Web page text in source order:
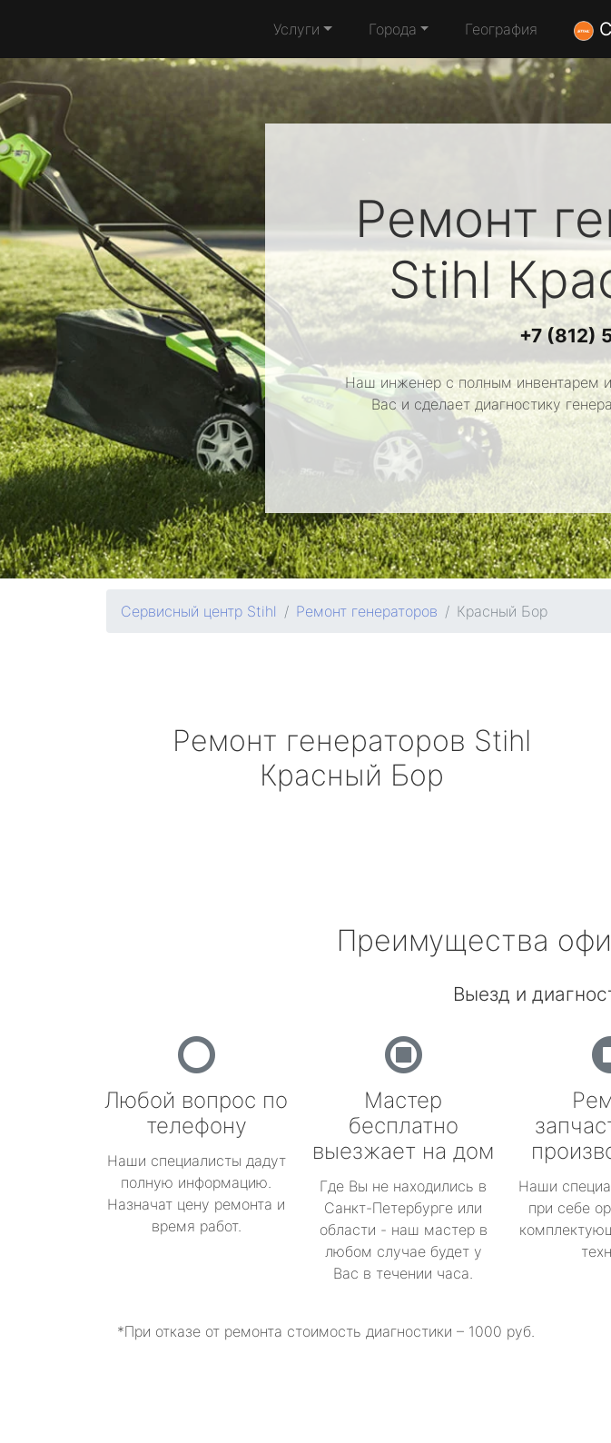
Услуги Города География
Ремонт
Stihl
+7 (812)
Наш инженер с полным инвентарем
Вас и сделает диагностику
Сервисный центр Stihl Ремонт генераторов Красный Бор
Ремонт генераторов Stihl
Красный Бор
Преимущества
Выезд и
Любой вопрос по
телефону
Наши специалисты дадут
полную информацию.
Назначат цену ремонта и
время работ.
Мастер
бесплатно
выезжает на дом
Где Вы не находились в
Санкт-Петербурге или
области - наш мастер в
любом случае будет у
Вас в течении часа.
Наши
при себе
*При отказе от ремонта стоимость диагностики – 1000 руб.